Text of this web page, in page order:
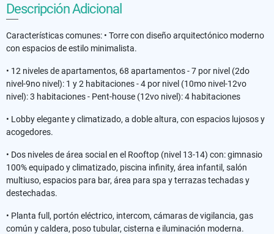
Descripción Adicional
Características comunes: • Torre con diseño arquitectónico moderno
con espacios de estilo minimalista.
• 12 niveles de apartamentos, 68 apartamentos - 7 por nivel (2do
nivel-9no nivel): 1 y 2 habitaciones - 4 por nivel (10mo nivel-12vo
nivel): 3 habitaciones - Pent-house (12vo nivel): 4 habitaciones
• Lobby elegante y climatizado, a doble altura, con espacios lujosos y
acogedores.
• Dos niveles de área social en el Rooftop (nivel 13-14) con: gimnasio
100% equipado y climatizado, piscina infinity, área infantil, salón
multiuso, espacios para bar, área para spa y terrazas techadas y
destechadas.
• Planta full, portón eléctrico, intercom, cámaras de vigilancia, gas
común y caldera, poso tubular, cisterna e iluminación moderna.